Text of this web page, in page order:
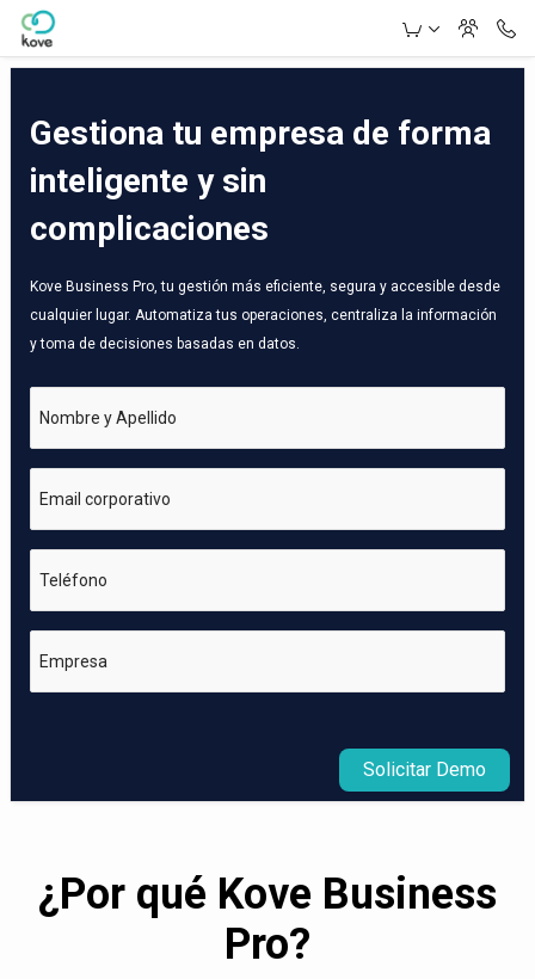
Skip to Main Content
Gestiona tu empresa de forma
inteligente y sin
complicaciones
Kove Business Pro, tu gestión más eficiente, segura y accesible desde
cualquier lugar. Automatiza tus operaciones, centraliza la información
y toma de decisiones basadas en datos.
Nombre y Apellido
Email corporativo
Teléfono
Empresa
Solicitar Demo
¿Por qué Kove Business
Pro?